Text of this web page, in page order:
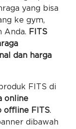
yang bisa
ke gym,
Anda. FITS
dan harga
FITS di
online
offline FITS.
dibawah